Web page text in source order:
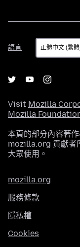
語言
語
言
Visit Mozilla
Mozilla
本頁的部分內容著
mozilla.org 貢獻者
大眾使用。
mozilla.org
服務條款
隱私權
Cookies